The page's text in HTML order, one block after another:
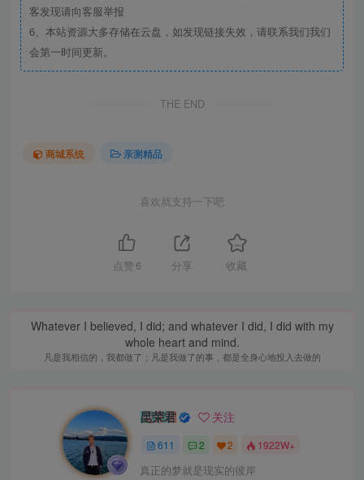
客发现请向客服举报
6、本站资源大多存储在云盘，如发现链接失效，请联系我们我们
会第一时间更新。
THE END
商城系统 亲测精品
喜欢就支持一下吧
点赞 6 分享 收藏
Whatever I believed, I did; and whatever I did, I did with my
whole heart and mind.
凡是我相信的，我都做了；凡是我做了的事，都是全身心地投入去做的
昆荣君 关注
611 2 2 1922W+
真正的梦就是现实的彼岸